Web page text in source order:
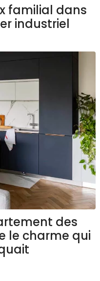
familial dans
industriel
des
le charme qui